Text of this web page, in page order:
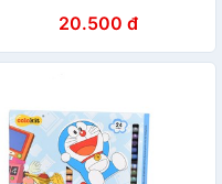
CREAMY BM02
20.500 đ